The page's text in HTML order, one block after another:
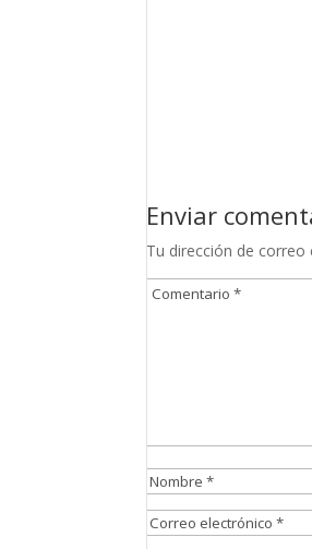
Enviar
Tu dirección de correo